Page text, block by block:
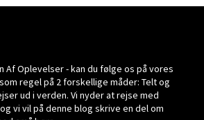
Af Oplevelser - kan du følge os på vores
regel på 2 forskellige måder: Telt og
ud i verden. Vi nyder at rejse med
vi vil på denne blog skrive en del om